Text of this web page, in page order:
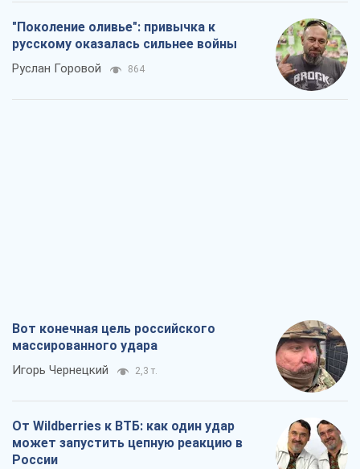
"Поколение оливье": привычка к
русскому оказалась сильнее войны
Руслан Горовой 864
Вот конечная цель российского
массированного удара
Игорь Чернецкий 2,3 т.
От Wildberries к ВТБ: как один удар
может запустить цепную реакцию в
России